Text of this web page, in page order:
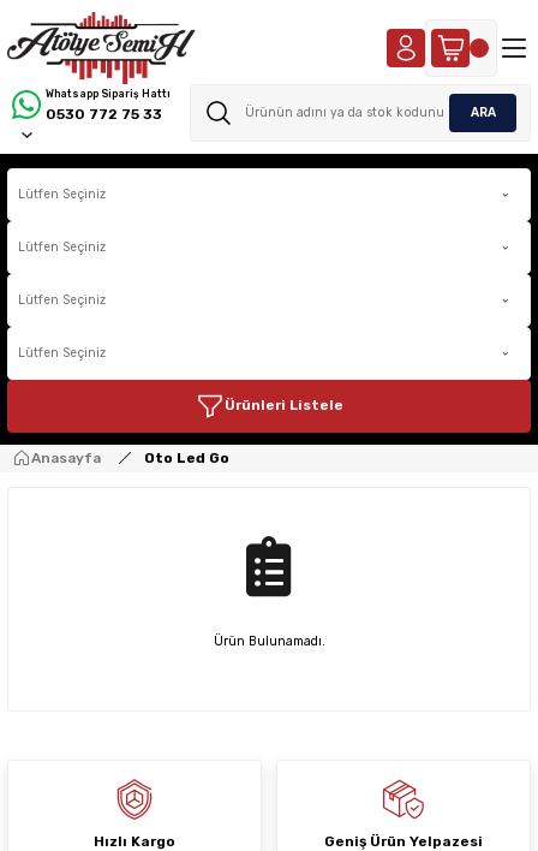
Whatsapp Sipariş Hattı
0530 772 75 33 ARA
Ürünleri Listele
Anasayfa Oto Led Go
Ürün Bulunamadı.
Hızlı Kargo Geniş Ürün Yelpazesi